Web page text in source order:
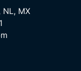
NL, MX